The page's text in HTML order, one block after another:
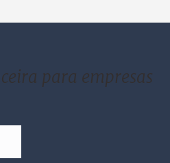
para empresas